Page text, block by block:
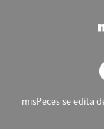
misPeces se edita